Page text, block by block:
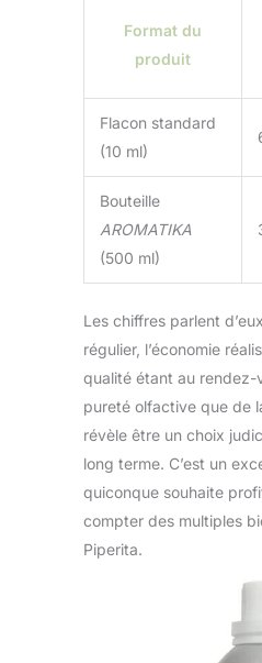
Format du
produit
Flacon standard
(10 ml)
Bouteille
AROMATIKA
(500 ml)
Les chiffres parlent
régulier, l’économie
qualité étant au rendez-
pureté olfactive que de
révèle être un choix
long terme. C’est un
quiconque souhaite
compter des multiples
Piperita.